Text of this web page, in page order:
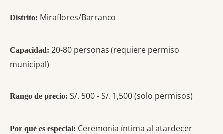
Distrito: Miraflores/Barranco
Capacidad: 20-80 personas (requiere permiso
municipal)
Rango de precio: S/. 500 - S/. 1,500 (solo permisos)
Por qué es especial: Ceremonia íntima al atardecer